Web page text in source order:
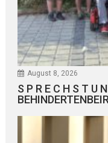
August 8, 2026
S P R E C H S T U